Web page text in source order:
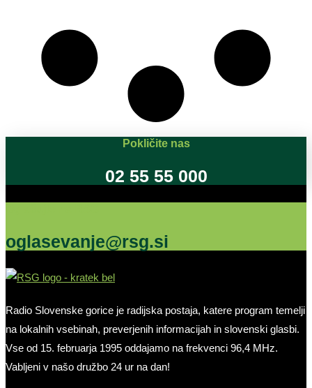
Pokličite nas
02 55 55 000
oglasevanje@rsg.si
Radio Slovenske gorice je radijska postaja, katere program temelji
na lokalnih vsebinah, preverjenih informacijah in slovenski glasbi.
Vse od 15. februarja 1995 oddajamo na frekvenci 96,4 MHz.
Vabljeni v našo družbo 24 ur na dan!